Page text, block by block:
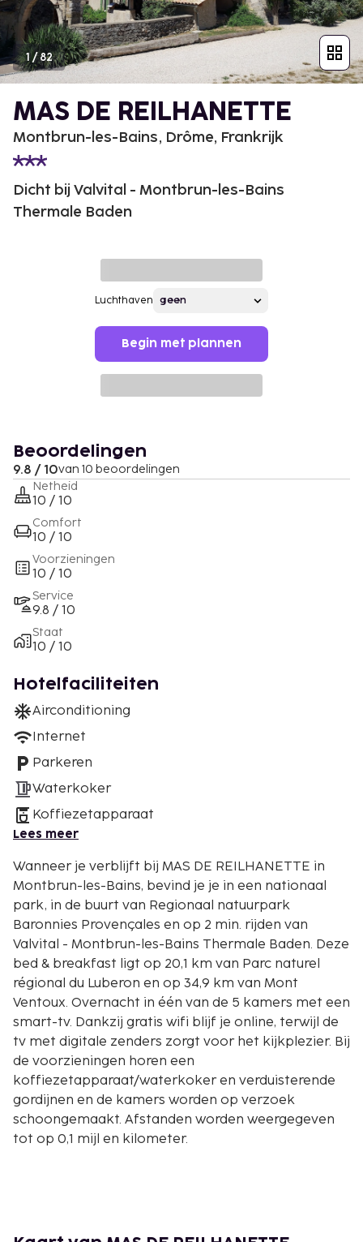
1/82
MAS DE REILHANETTE
Montbrun-les-Bains, Drôme, Frankrijk
Dicht bij Valvital - Montbrun-les-Bains
Thermale Baden
Luchthaven
Begin met plannen
Beoordelingen
9.8 / 10van 10 beoordelingen
Netheid
10 / 10
Comfort
10 / 10
Voorzieningen
10 / 10
Service
9.8 / 10
Staat
10 / 10
Hotelfaciliteiten
Airconditioning
Internet
Parkeren
Waterkoker
Koffiezetapparaat
Lees meer
Wanneer je verblijft bij MAS DE REILHANETTE in
Montbrun-les-Bains, bevind je je in een nationaal
park, in de buurt van Regionaal natuurpark
Baronnies Provençales en op 2 min. rijden van
Valvital - Montbrun-les-Bains Thermale Baden. Deze
bed & breakfast ligt op 20,1 km van Parc naturel
régional du Luberon en op 34,9 km van Mont
Ventoux. Overnacht in één van de 5 kamers met een
smart-tv. Dankzij gratis wifi blijf je online, terwijl de
tv met digitale zenders zorgt voor het kijkplezier. Bij
de voorzieningen horen een
koffiezetapparaat/waterkoker en verduisterende
gordijnen en de kamers worden op verzoek
schoongemaakt. Afstanden worden weergegeven
tot op 0,1 mijl en kilometer.